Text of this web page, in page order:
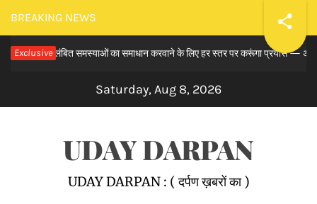
Skip
to
content
BREAKING NEWS
Exclusive
से लंबित समस्याओं का समाधान करवाने के लिए हर स्तर पर करूंगा प्रयास — अमित तनेजा
Saturday, Aug 8, 2026
UDAY DARPAN
UDAY DARPAN : ( दर्पण ख़बरों का )